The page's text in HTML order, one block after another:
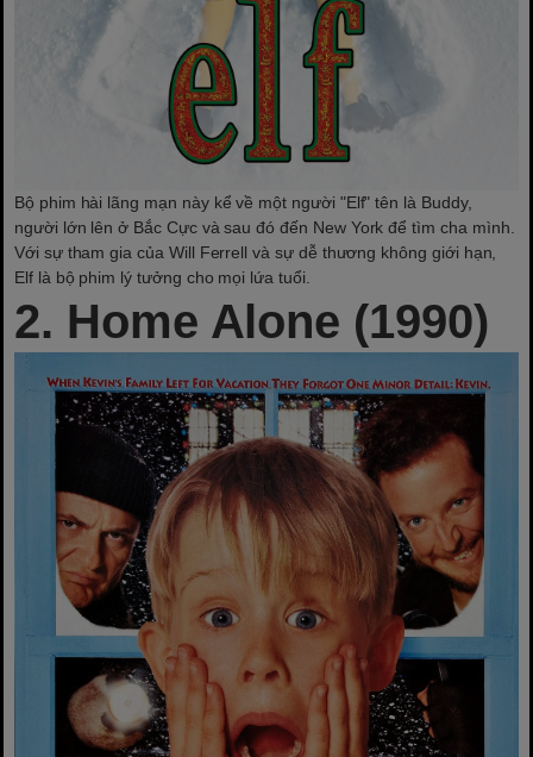
Bộ phim hài lãng mạn này kể về một người "Elf" tên là Buddy,
người lớn lên ở Bắc Cực và sau đó đến New York để tìm cha mình.
Với sự tham gia của Will Ferrell và sự dễ thương không giới hạn,
Elf là bộ phim lý tưởng cho mọi lứa tuổi.
2. Home Alone (1990)